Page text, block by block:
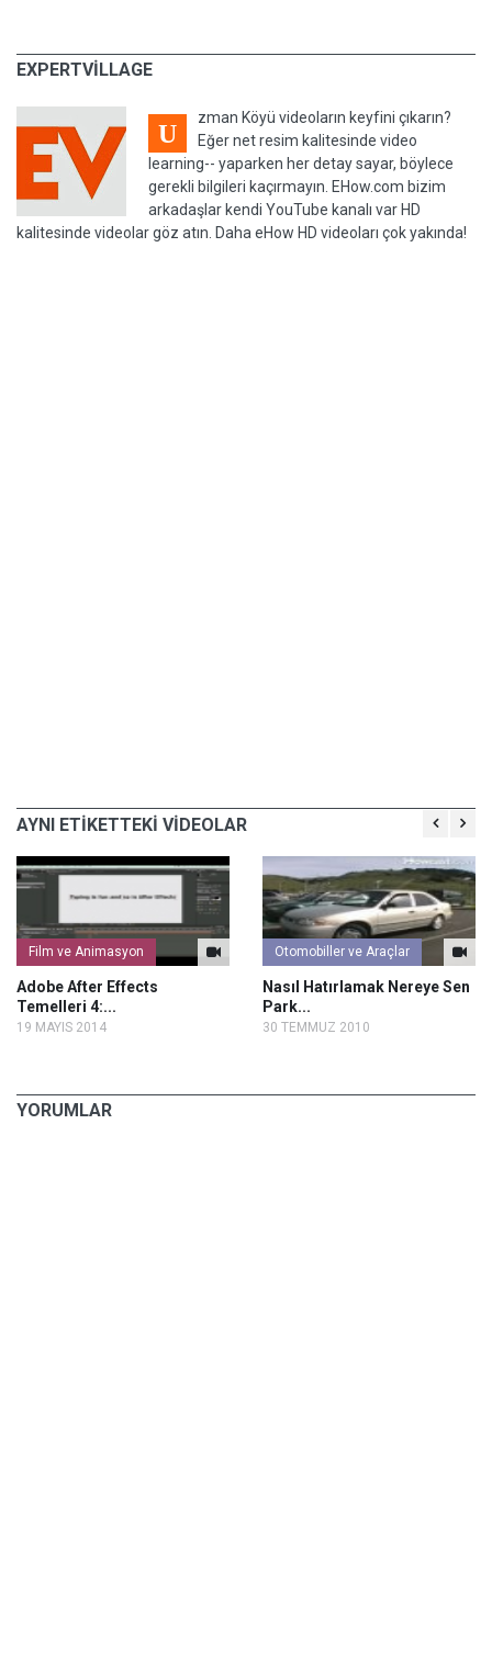
EXPERTVILLAGE
U
zman Köyü videoların keyfini çıkarın?
Eğer net resim kalitesinde video
learning-- yaparken her detay sayar, böylece
gerekli bilgileri kaçırmayın. EHow.com bizim
arkadaşlar kendi YouTube kanalı var HD
kalitesinde videolar göz atın. Daha eHow HD videoları çok yakında!
AYNI ETİKETTEKİ VİDEOLAR
Film ve Animasyon
Adobe After Effects
Temelleri 4:...
19 MAYIS 2014
Otomobiller ve Araçlar
Nasıl Hatırlamak Nereye Sen
Park...
30 TEMMUZ 2010
YORUMLAR